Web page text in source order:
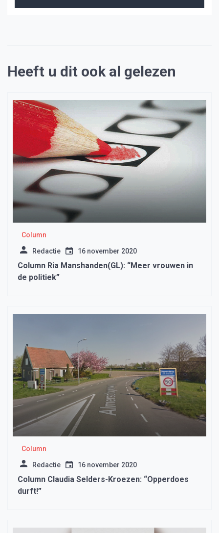
Heeft u dit ook al gelezen
Column
Redactie 16 november 2020
Column Ria Manshanden(GL): “Meer vrouwen in
de politiek”
Column
Redactie 16 november 2020
Column Claudia Selders-Kroezen: “Opperdoes
durft!”